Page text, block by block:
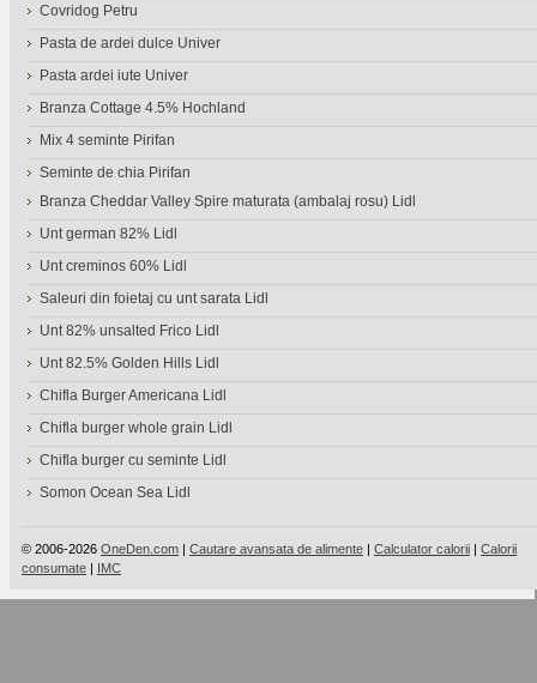
Covridog Petru
Pasta de ardei dulce Univer
Pasta ardei iute Univer
Branza Cottage 4.5% Hochland
Mix 4 seminte Pirifan
Seminte de chia Pirifan
Branza Cheddar Valley Spire maturata (ambalaj rosu) Lidl
Unt german 82% Lidl
Unt creminos 60% Lidl
Saleuri din foietaj cu unt sarata Lidl
Unt 82% unsalted Frico Lidl
Unt 82.5% Golden Hills Lidl
Chifla Burger Americana Lidl
Chifla burger whole grain Lidl
Chifla burger cu seminte Lidl
Somon Ocean Sea Lidl
© 2006-2026 OneDen.com | Cautare avansata de alimente | Calculator calorii | Calorii
consumate | IMC